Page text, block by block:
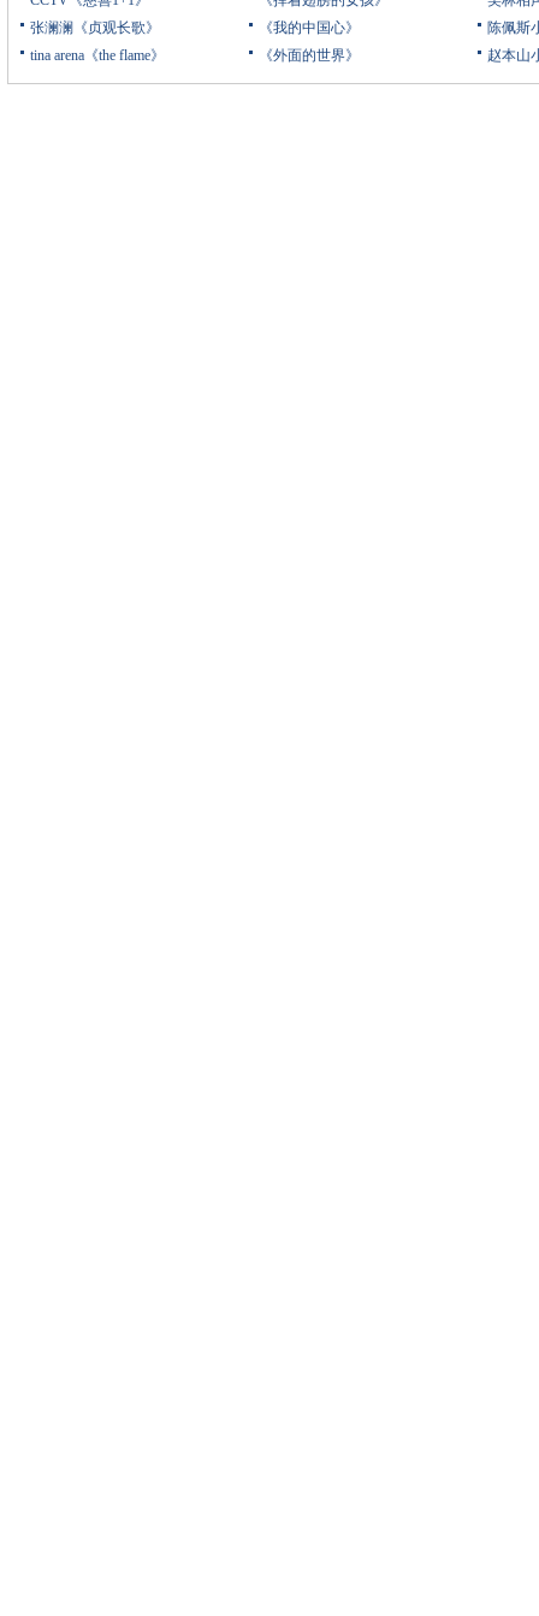
张澜澜《贞观长歌》
tina arena《the flame》
《我的中国心》
《外面的世界》
陈佩斯
赵本山